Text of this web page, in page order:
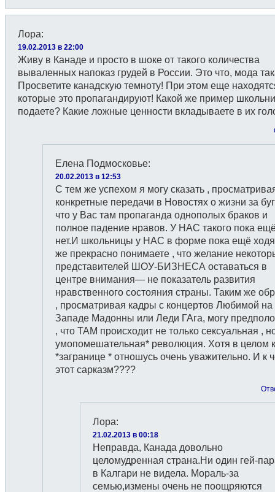
Лора:
19.02.2013 в 22:00
Живу в Канаде и просто в шоке от такого количества
вываленных напоказ грудей в России. Это что, мода
Просветите канадскую темноту! При этом еще
которые это пропагандируют! Какой же пример
подаете? Какие ложные ценности вкладываете в их
Елена Подмосковье:
20.02.2013 в 12:53
С тем же успехом я могу сказать ,
конкретные передачи в Новостях о жизни за
что у Вас там пропаганда однополых браков и
полное падение нравов. У НАС такого пока
нет.И школьницы у НАС в форме пока ещё
же прекрасно понимаете , что желание
представителей ШОУ-БИЗНЕСА оставаться в
центре внимания— не показатель развития
нравственного состояния страны. Таким же
, просматривая кадры с концертов Любимой на
Западе Мадонны или Леди ГАга, могу
, что ТАМ происходит не только сексуальная ,
умопомешательная* революция. Хотя в целом к
*загранице * отношусь очень уважительно. И к
этот сарказм????
Лора:
21.02.2013 в 00:18
Неправда, Канада довольно
целомудренная страна.Ни один гей-
в Калгари не видела. Мораль-за
семью,измены очень не поощряются